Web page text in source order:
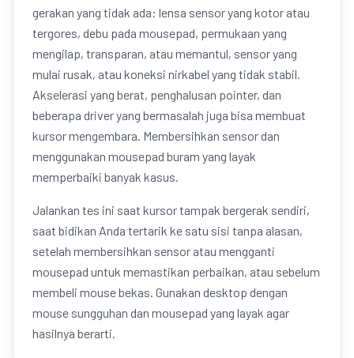
gerakan yang tidak ada: lensa sensor yang kotor atau
tergores, debu pada mousepad, permukaan yang
mengilap, transparan, atau memantul, sensor yang
mulai rusak, atau koneksi nirkabel yang tidak stabil.
Akselerasi yang berat, penghalusan pointer, dan
beberapa driver yang bermasalah juga bisa membuat
kursor mengembara. Membersihkan sensor dan
menggunakan mousepad buram yang layak
memperbaiki banyak kasus.
Jalankan tes ini saat kursor tampak bergerak sendiri,
saat bidikan Anda tertarik ke satu sisi tanpa alasan,
setelah membersihkan sensor atau mengganti
mousepad untuk memastikan perbaikan, atau sebelum
membeli mouse bekas. Gunakan desktop dengan
mouse sungguhan dan mousepad yang layak agar
hasilnya berarti.